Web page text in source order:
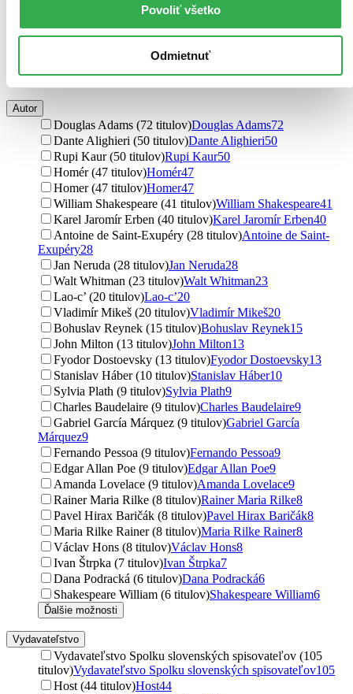
Povoliť všetko
Odmietnuť
sci-fi72
náučné (15 titulov)náučné15
magický realizmus
poviedky3
Ďalšie možnosti
Autor
Douglas Adams (72 titulov)Douglas Adams72
Dante Alighieri (50 titulov)Dante Alighieri50
Rupi Kaur (50 titulov)Rupi Kaur50
Homér (47 titulov)Homér47
Homer (47 titulov)Homer47
William Shakespeare (41 titulov)William Shakespeare41
Karel Jaromír Erben (40 titulov)Karel Jaromír Erben40
Antoine de Saint-Exupéry (28 titulov)Antoine de Saint-
Exupéry28
Jan Neruda (28 titulov)Jan Neruda28
Walt Whitman (23 titulov)Walt Whitman23
Lao-c’ (20 titulov)Lao-c’20
Vladimír Mikeš (20 titulov)Vladimír Mikeš20
Bohuslav Reynek (15 titulov)Bohuslav Reynek15
John Milton (13 titulov)John Milton13
Fyodor Dostoevsky (13 titulov)Fyodor Dostoevsky13
Stanislav Háber (10 titulov)Stanislav Háber10
Sylvia Plath (9 titulov)Sylvia Plath9
Charles Baudelaire (9 titulov)Charles Baudelaire9
Gabriel García Márquez (9 titulov)Gabriel García
Márquez9
Fernando Pessoa (9 titulov)Fernando Pessoa9
Edgar Allan Poe (9 titulov)Edgar Allan Poe9
Amanda Lovelace (9 titulov)Amanda Lovelace9
Rainer Maria Rilke (8 titulov)Rainer Maria Rilke8
Pavel Hirax Baričák (8 titulov)Pavel Hirax Baričák8
Maria Rilke Rainer (8 titulov)Maria Rilke Rainer8
Václav Hons (8 titulov)Václav Hons8
Ivan Štrpka (7 titulov)Ivan Štrpka7
Dana Podracká (6 titulov)Dana Podracká6
Shakespeare William (6 titulov)Shakespeare William6
Ďalšie možnosti
Vydavateľstvo
Vydavateľstvo Spolku slovenských spisovateľov (105
titulov)Vydavateľstvo Spolku slovenských spisovateľov105
Host (44 titulov)Host44